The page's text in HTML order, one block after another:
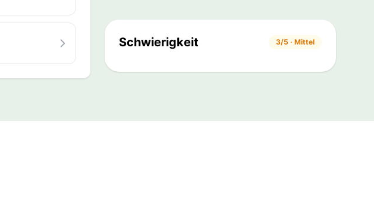
Schwierigkeit 3/5 · Mittel